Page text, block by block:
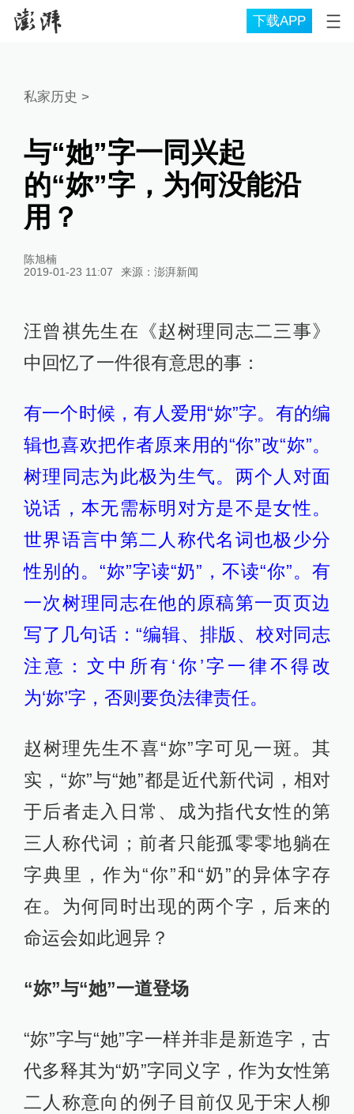
下载APP
私家历史 >
与“她”字一同兴起
的“妳”字，为何没能沿
用？
陈旭楠
2019-01-23 11:07
来源： 澎湃新闻
汪曾祺先生在《赵树理同志二三事》
中回忆了一件很有意思的事：
有一个时候，有人爱用“妳”字。有的编
辑也喜欢把作者原来用的“你”改“妳”。
树理同志为此极为生气。两个人对面
说话，本无需标明对方是不是女性。
世界语言中第二人称代名词也极少分
性别的。“妳”字读“奶”，不读“你”。有
一次树理同志在他的原稿第一页页边
写了几句话：“编辑、排版、校对同志
注意：文中所有‘你’字一律不得改
为‘妳’字，否则要负法律责任。
赵树理先生不喜“妳”字可见一斑。其
实，“妳”与“她”都是近代新代词，相对
于后者走入日常、成为指代女性的第
三人称代词；前者只能孤零零地躺在
字典里，作为“你”和“奶”的异体字存
在。为何同时出现的两个字，后来的
命运会如此迥异？
“妳”与“她”一道登场
“妳”字与“她”字一样并非是新造字，古
代多释其为“奶”字同义字，作为女性第
二人称意向的例子目前仅见于宋人柳